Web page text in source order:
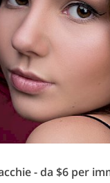
- da $6 per